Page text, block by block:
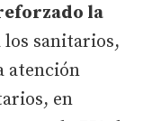
la
los sanitarios,
atención
en